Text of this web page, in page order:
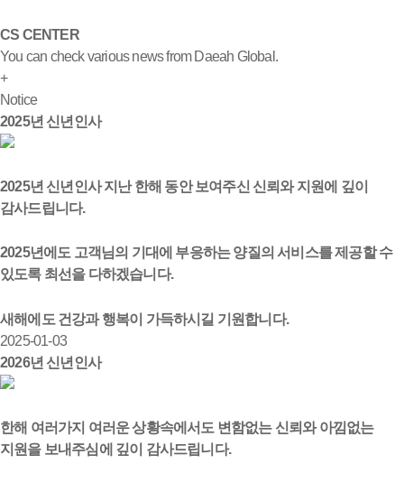
CS CENTER
You can check various news from Daeah Global.
+
Notice
2025년 신년인사
2025년 신년인사 지난 한해 동안 보여주신 신뢰와 지원에 깊이
감사드립니다.
2025년에도 고객님의 기대에 부응하는 양질의 서비스를 제공할 수
있도록 최선을 다하겠습니다.
새해에도 건강과 행복이 가득하시길 기원합니다.
2025-01-03
2026년 신년인사
한해 여러가지 여러운 상황속에서도 변함없는 신뢰와 아낌없는
지원을 보내주심에 깊이 감사드립니다.